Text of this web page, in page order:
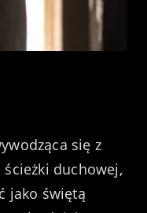
się z
duchowej,
jako świętą